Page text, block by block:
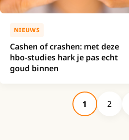
NIEUWS
Cashen of crashen: met deze
hbo-studies hark je pas echt
goud binnen
1 2